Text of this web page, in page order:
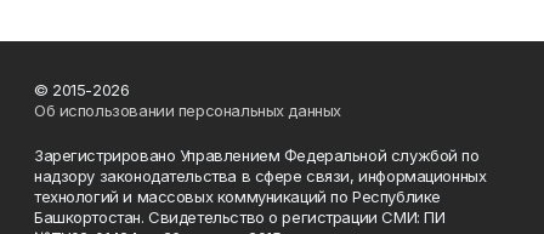
© 2015-2026
Об использовании персональных данных
Зарегистрировано Управлением Федеральной службой по
надзору законодательства в сфере связи, информационных
технологий и массовых коммуникаций по Республике
Башкортостан. Свидетельство о регистрации СМИ: ПИ